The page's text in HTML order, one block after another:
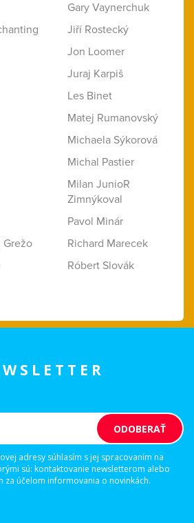
Gary Vaynerchuk
Jiří Rostecký
Jon Loomer
Juraj Karpiš
Les Binet
Matej Rumanovský
Michaela Sýkorová
Michal Pastier
Milan JunioR
Zimnýkoval
Pavol Minár
Grežo
Richard Marecek
Róbert Slovák
adresy súhlasím s jej spracovaním na
sú: kontaktovanie newsletterom alebo
za účelom informovania o novinkách.